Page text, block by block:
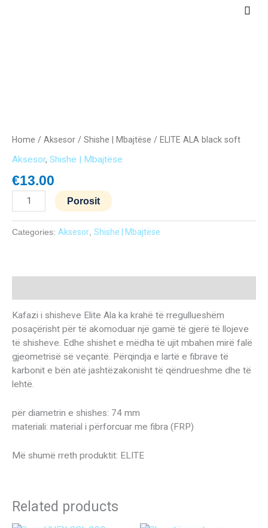
Main
Home / Aksesor / Shishe | Mbajtëse / ELITE ALA black soft
Aksesor, Shishe | Mbajtëse
€13.00
Porosit
Categories: Aksesor Shishe | Mbajtëse
Kafazi i shisheve Elite Ala ka krahë të rregullueshëm
posaçërisht për të akomoduar një gamë të gjerë të llojeve
të shisheve. Edhe shishet e mëdha të ujit mbahen mirë falë
gjeometrisë së veçantë. Përqindja e lartë e fibrave të
karbonit e bën atë jashtëzakonisht të qëndrueshme dhe të
lehtë.
për diametrin e shishes: 74 mm
materiali: material i përforcuar me fibra (FRP)
Më shumë rreth produktit: ELITE
Related products